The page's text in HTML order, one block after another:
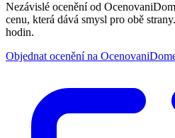
Nezávislé ocenění od
cenu, která dává smysl pro obě
hodin.
Objednat ocenění na